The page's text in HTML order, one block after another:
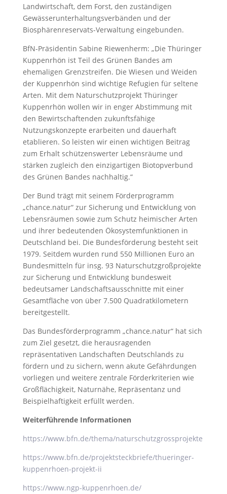
Landwirtschaft, dem Forst, den zuständigen
Gewässerunterhaltungsverbänden und der
Biosphärenreservats-Verwaltung eingebunden.
BfN-Präsidentin Sabine Riewenherm: „Die Thüringer
Kuppenrhön ist Teil des Grünen Bandes am
ehemaligen Grenzstreifen. Die Wiesen und Weiden
der Kuppenrhön sind wichtige Refugien für seltene
Arten. Mit dem Naturschutzprojekt Thüringer
Kuppenrhön wollen wir in enger Abstimmung mit
den Bewirtschaftenden zukunftsfähige
Nutzungskonzepte erarbeiten und dauerhaft
etablieren. So leisten wir einen wichtigen Beitrag
zum Erhalt schützenswerter Lebensräume und
stärken zugleich den einzigartigen Biotopverbund
des Grünen Bandes nachhaltig.“
Der Bund trägt mit seinem Förderprogramm
„chance.natur“ zur Sicherung und Entwicklung von
Lebensräumen sowie zum Schutz heimischer Arten
und ihrer bedeutenden Ökosystemfunktionen in
Deutschland bei. Die Bundesförderung besteht seit
1979. Seitdem wurden rund 550 Millionen Euro an
Bundesmitteln für insg. 93 Naturschutzgroßprojekte
zur Sicherung und Entwicklung bundesweit
bedeutsamer Landschaftsausschnitte mit einer
Gesamtfläche von über 7.500 Quadratkilometern
bereitgestellt.
Das Bundesförderprogramm „chance.natur“ hat sich
zum Ziel gesetzt, die herausragenden
repräsentativen Landschaften Deutschlands zu
fördern und zu sichern, wenn akute Gefährdungen
vorliegen und weitere zentrale Förderkriterien wie
Großflächigkeit, Naturnähe, Repräsentanz und
Beispielhaftigkeit erfüllt werden.
Weiterführende Informationen
https://www.bfn.de/thema/naturschutzgrossprojekte
https://www.bfn.de/projektsteckbriefe/thueringer-
kuppenrhoen-projekt-ii
https://www.ngp-kuppenrhoen.de/